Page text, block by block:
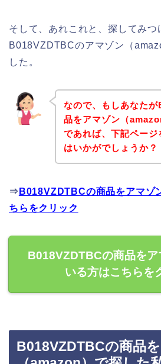
そして、あれこれと、探してみつ
B018VZDTBCのアマゾン（
した。
なので、もしあなた
品をアマゾン（
であれば、下記ページ
はいかがでしょうか？
⇒ B018VZDTBCの商品をアマゾ
ちらをクリック
B018VZDTBCの商品をア
いる方はこちらを
B018VZDTBCの商品